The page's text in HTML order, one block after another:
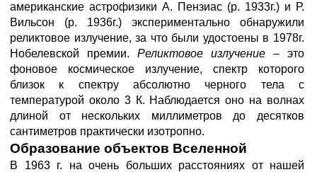
американские астрофизики А. Пензиас (р. 1933г.) и Р.
Вильсон (р. 1936г.) экспериментально обнаружили
реликтовое излучение, за что были удостоены в 1978г.
Нобелевской премии. Реликтовое излучение – это
фоновое космическое излучение, спектр которого
близок к спектру абсолютно черного тела с
температурой около 3 К. Наблюдается оно на волнах
длиной от нескольких миллиметров до десятков
сантиметров практически изотропно.
Образование объектов Вселенной
В 1963 г. на очень больших расстояниях от нашей